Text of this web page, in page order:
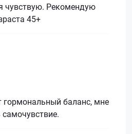
чувствую. Рекомендую
45+
гормональный баланс, мне